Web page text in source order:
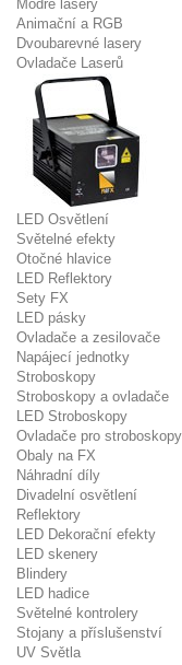
Modré lasery
Animační a RGB
Dvoubarevné lasery
Ovladače Laserů
LED Osvětlení
Světelné efekty
Otočné hlavice
LED Reflektory
Sety FX
LED pásky
Ovladače a zesilovače
Napájecí jednotky
Stroboskopy
Stroboskopy a ovladače
LED Stroboskopy
Ovladače pro stroboskopy
Obaly na FX
Náhradní díly
Divadelní osvětlení
Reflektory
LED Dekorační efekty
LED skenery
Blindery
LED hadice
Světelné kontrolery
Stojany a příslušenství
UV Světla